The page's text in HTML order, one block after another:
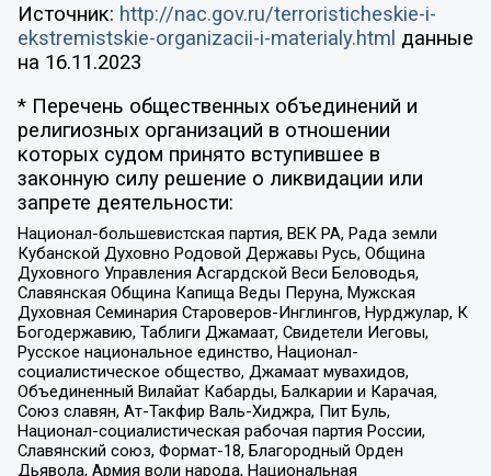
Источник: http://nac.gov.ru/terroristicheskie-i-
ekstremistskie-organizacii-i-materialy.html данные
на 16.11.2023
* Перечень общественных объединений и
религиозных организаций в отношении
которых судом принято вступившее в
законную силу решение о ликвидации или
запрете деятельности:
Национал-большевистская партия, ВЕК РА, Рада земли
Кубанской Духовно Родовой Державы Русь, Община
Духовного Управления Асгардской Веси Беловодья,
Славянская Община Капища Веды Перуна, Мужская
Духовная Семинария Староверов-Инглингов, Нурджулар, К
Богодержавию, Таблиги Джамаат, Свидетели Иеговы,
Русское национальное единство, Национал-
социалистическое общество, Джамаат мувахидов,
Объединенный Вилайат Кабарды, Балкарии и Карачая,
Союз славян, Ат-Такфир Валь-Хиджра, Пит Буль,
Национал-социалистическая рабочая партия России,
Славянский союз, Формат-18, Благородный Орден
Дьявола, Армия воли народа, Национальная